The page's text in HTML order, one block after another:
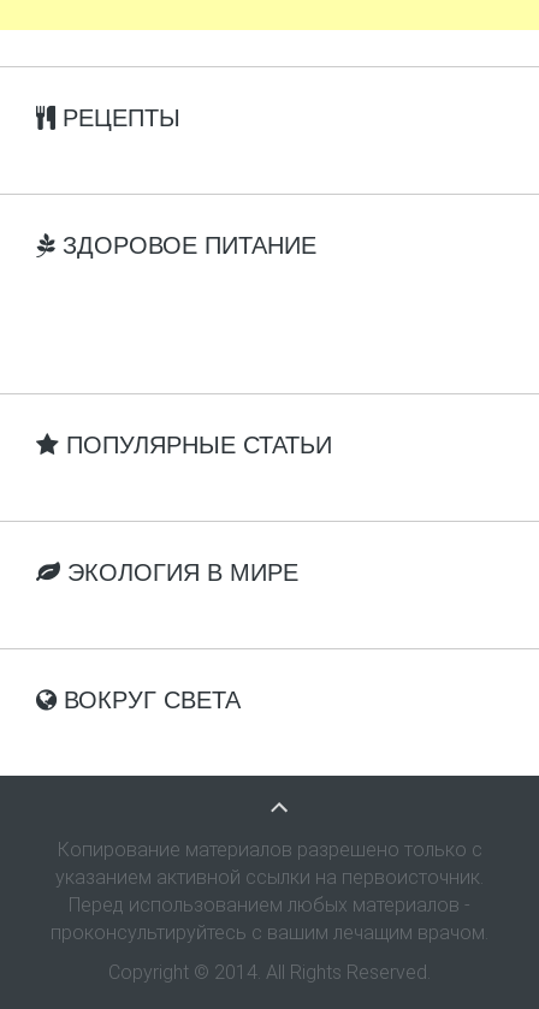
РЕЦЕПТЫ
ЗДОРОВОЕ ПИТАНИЕ
ПОПУЛЯРНЫЕ СТАТЬИ
ЭКОЛОГИЯ В МИРЕ
ВОКРУГ СВЕТА
Копирование материалов разрешено только с
указанием активной ссылки на первоисточник.
Перед использованием любых материалов -
проконсультируйтесь с вашим лечащим врачом.
Copyright © 2014. All Rights Reserved.